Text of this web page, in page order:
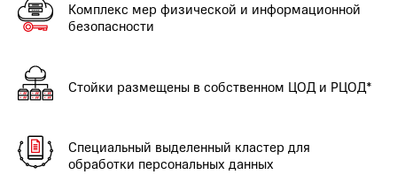
Комплекс мер физической и информационной
безопасности
Стойки размещены в собственном ЦОД и РЦОД*
Специальный выделенный кластер для
обработки персональных данных